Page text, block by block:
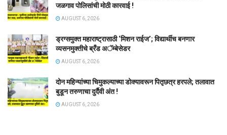
जळगाव पोलिसांची मोठी कारवाई !
AUGUST 6, 2026
ड्रग्समुक्त महाराष्ट्रासाठी ‘मिशन राईज’; विद्यार्थीच बनणार
व्यसनमुक्तीचे ब्रँड अॅम्बेसेडर
AUGUST 6, 2026
दोन महिन्यांच्या चिमुकल्याच्या डोक्यावरून पितृछत्र हरपले; तलावात
बुडून तरुणाचा दुर्दैवी अंत !
AUGUST 6, 2026